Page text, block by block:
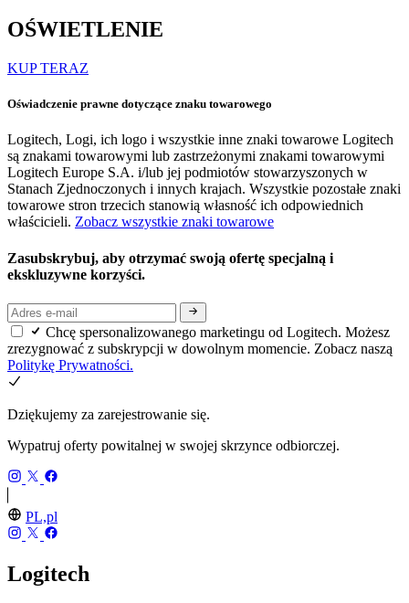
OŚWIETLENIE
KUP TERAZ
Oświadczenie prawne dotyczące znaku towarowego
Logitech, Logi, ich logo i wszystkie inne znaki towarowe Logitech
są znakami towarowymi lub zastrzeżonymi znakami towarowymi
Logitech Europe S.A. i/lub jej podmiotów stowarzyszonych w
Stanach Zjednoczonych i innych krajach. Wszystkie pozostałe znaki
towarowe stron trzecich stanowią własność ich odpowiednich
właścicieli. Zobacz wszystkie znaki towarowe
Zasubskrybuj, aby otrzymać swoją ofertę specjalną i
ekskluzywne korzyści.
Chcę spersonalizowanego marketingu od Logitech. Możesz
zrezygnować z subskrypcji w dowolnym momencie. Zobacz naszą
Politykę Prywatności.
Dziękujemy za zarejestrowanie się.
Wypatruj oferty powitalnej w swojej skrzynce odbiorczej.
PL,pl
Logitech